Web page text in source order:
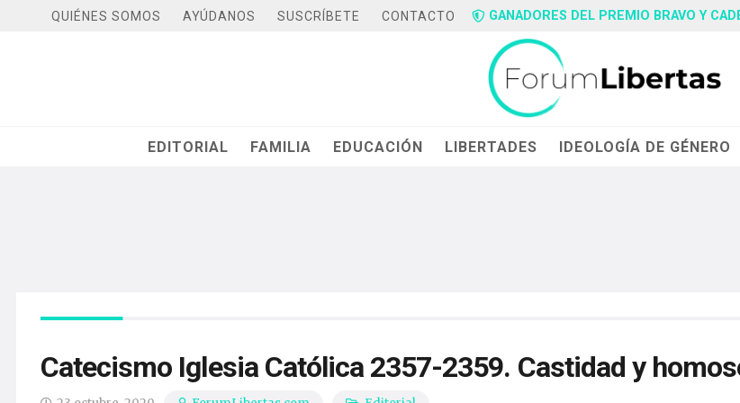
QUIÉNES SOMOS AYÚDANOS SUSCRÍBETE CONTACTO GANADORES DEL PREMIO BRAVO Y
EDITORIAL FAMILIA EDUCACIÓN LIBERTADES IDEOLOGÍA DE GÉNERO
Catecismo Iglesia Católica 2357-2359. Castidad y